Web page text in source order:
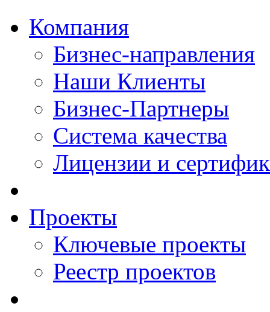
Компания
Бизнес-направления
Наши Клиенты
Бизнес-Партнеры
Система качества
Лицензии и
Проекты
Ключевые проекты
Реестр проектов